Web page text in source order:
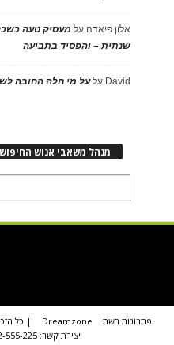
אלון פיאדה על מעסיק טעה
שנתית – והפסיד בתביעה
David עלעל מי חלה החובה
מנהל משאבי אנוש
פתרונות רשת Dreamzone | כל
יצירת קשר: 0722-555-225 או news@hrus.co.il